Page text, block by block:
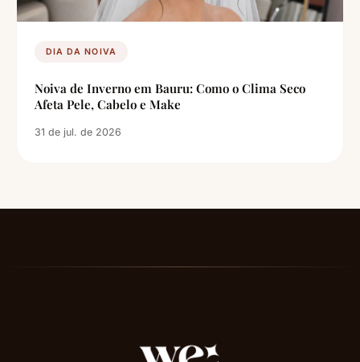
DIA DA NOIVA
Noiva de Inverno em Bauru: Como o Clima Seco
Afeta Pele, Cabelo e Make
31 de jul. de 2026